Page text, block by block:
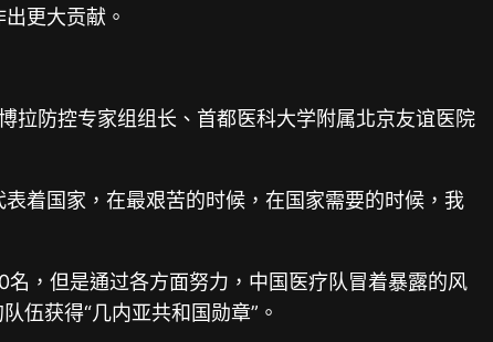
更大贡献。
拉防控专家组组长、首都医科大学附属北京友谊医院
着国家，在最艰苦的时候，在国家需要的时候，我
，但是通过各方面努力，中国医疗队冒着暴露的风
伍获得“几内亚共和国勋章”。